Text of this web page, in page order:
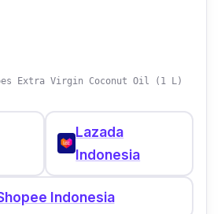
Extra Virgin Coconut Oil (1 L)
Lazada
Indonesia
Indonesia